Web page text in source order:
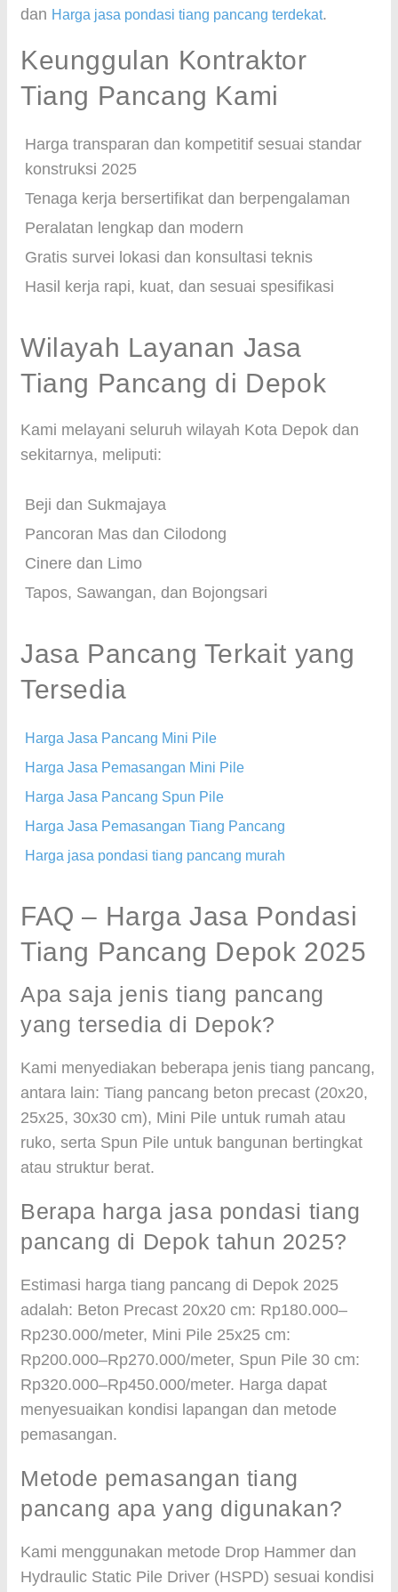
dan Harga jasa pondasi tiang pancang terdekat.
Keunggulan Kontraktor
Tiang Pancang Kami
Harga transparan dan kompetitif sesuai standar
konstruksi 2025
Tenaga kerja bersertifikat dan berpengalaman
Peralatan lengkap dan modern
Gratis survei lokasi dan konsultasi teknis
Hasil kerja rapi, kuat, dan sesuai spesifikasi
Wilayah Layanan Jasa
Tiang Pancang di Depok
Kami melayani seluruh wilayah Kota Depok dan
sekitarnya, meliputi:
Beji dan Sukmajaya
Pancoran Mas dan Cilodong
Cinere dan Limo
Tapos, Sawangan, dan Bojongsari
Jasa Pancang Terkait yang
Tersedia
Harga Jasa Pancang Mini Pile
Harga Jasa Pemasangan Mini Pile
Harga Jasa Pancang Spun Pile
Harga Jasa Pemasangan Tiang Pancang
Harga jasa pondasi tiang pancang murah
FAQ – Harga Jasa Pondasi
Tiang Pancang Depok 2025
Apa saja jenis tiang pancang
yang tersedia di Depok?
Kami menyediakan beberapa jenis tiang pancang,
antara lain: Tiang pancang beton precast (20x20,
25x25, 30x30 cm), Mini Pile untuk rumah atau
ruko, serta Spun Pile untuk bangunan bertingkat
atau struktur berat.
Berapa harga jasa pondasi tiang
pancang di Depok tahun 2025?
Estimasi harga tiang pancang di Depok 2025
adalah: Beton Precast 20x20 cm: Rp180.000–
Rp230.000/meter, Mini Pile 25x25 cm:
Rp200.000–Rp270.000/meter, Spun Pile 30 cm:
Rp320.000–Rp450.000/meter. Harga dapat
menyesuaikan kondisi lapangan dan metode
pemasangan.
Metode pemasangan tiang
pancang apa yang digunakan?
Kami menggunakan metode Drop Hammer dan
Hydraulic Static Pile Driver (HSPD) sesuai kondisi